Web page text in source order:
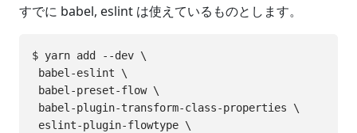
すでに babel, eslint は使えているものとします。
$ yarn add --dev \
babel-eslint \
babel-preset-flow \
babel-plugin-transform-class-properties \
eslint-plugin-flowtype \